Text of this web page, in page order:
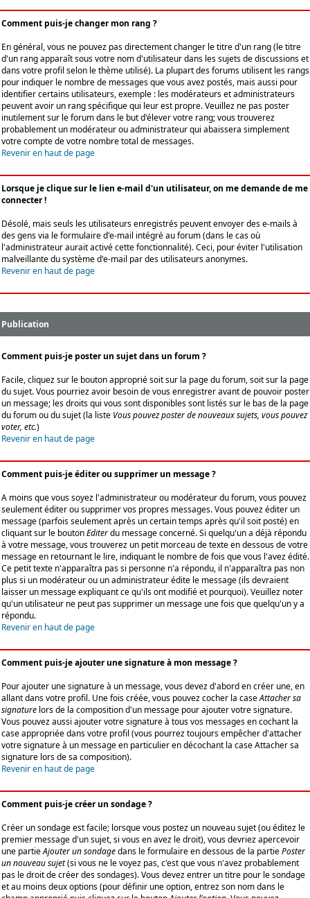
Comment puis-je changer mon rang ?
En général, vous ne pouvez pas directement changer le titre d'un rang (le titre
d'un rang apparaît sous votre nom d'utilisateur dans les sujets de discussions et
dans votre profil selon le thème utilisé). La plupart des forums utilisent les rangs
pour indiquer le nombre de messages que vous avez postés, mais aussi pour
identifier certains utilisateurs, exemple : les modérateurs et administrateurs
peuvent avoir un rang spécifique qui leur est propre. Veuillez ne pas poster
inutilement sur le forum dans le but d'élever votre rang; vous trouverez
probablement un modérateur ou administrateur qui abaissera simplement
votre compte de votre nombre total de messages.
Revenir en haut de page
Lorsque je clique sur le lien e-mail d'un utilisateur, on me demande de me
connecter !
Désolé, mais seuls les utilisateurs enregistrés peuvent envoyer des e-mails à
des gens via le formulaire d'e-mail intégré au forum (dans le cas où
l'administrateur aurait activé cette fonctionnalité). Ceci, pour éviter l'utilisation
malveillante du système d'e-mail par des utilisateurs anonymes.
Revenir en haut de page
Publication
Comment puis-je poster un sujet dans un forum ?
Facile, cliquez sur le bouton approprié soit sur la page du forum, soit sur la page
du sujet. Vous pourriez avoir besoin de vous enregistrer avant de pouvoir poster
un message; les droits qui vous sont disponibles sont listés sur le bas de la page
du forum ou du sujet (la liste Vous pouvez poster de nouveaux sujets, vous pouvez
voter, etc.)
Revenir en haut de page
Comment puis-je éditer ou supprimer un message ?
A moins que vous soyez l'administrateur ou modérateur du forum, vous pouvez
seulement éditer ou supprimer vos propres messages. Vous pouvez éditer un
message (parfois seulement après un certain temps après qu'il soit posté) en
cliquant sur le boutonEditerdu message concerné. Si quelqu'un a déjà répondu
à votre message, vous trouverez un petit morceau de texte en dessous de votre
message en retournant le lire, indiquant le nombre de fois que vous l'avez édité.
Ce petit texte n'apparaîtra pas si personne n'a répondu, il n'apparaîtra pas non
plus si un modérateur ou un administrateur édite le message (ils devraient
laisser un message expliquant ce qu'ils ont modifié et pourquoi). Veuillez noter
qu'un utilisateur ne peut pas supprimer un message une fois que quelqu'un y a
répondu.
Revenir en haut de page
Comment puis-je ajouter une signature à mon message ?
Pour ajouter une signature à un message, vous devez d'abord en créer une, en
allant dans votre profil. Une fois créée, vous pouvez cocher la caseAttacher sa
signature lors de la composition d'un message pour ajouter votre signature.
Vous pouvez aussi ajouter votre signature à tous vos messages en cochant la
case appropriée dans votre profil (vous pourrez toujours empêcher d'attacher
votre signature à un message en particulier en décochant la case Attacher sa
signature lors de sa composition).
Revenir en haut de page
Comment puis-je créer un sondage ?
Créer un sondage est facile; lorsque vous postez un nouveau sujet (ou éditez le
premier message d'un sujet, si vous en avez le droit), vous devriez apercevoir
une partieAjouter un sondagedans le formulaire en dessous de la partiePoster
un nouveau sujet(si vous ne le voyez pas, c'est que vous n'avez probablement
pas le droit de créer des sondages). Vous devez entrer un titre pour le sondage
et au moins deux options (pour définir une option, entrez son nom dans le